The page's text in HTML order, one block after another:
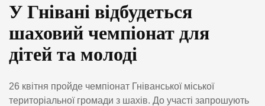
У Гнівані відбудеться
шаховий чемпіонат для
дітей та молоді
26 квітня пройде чемпіонат Гніванської міської
територіальної громади з шахів. До участі запрошують